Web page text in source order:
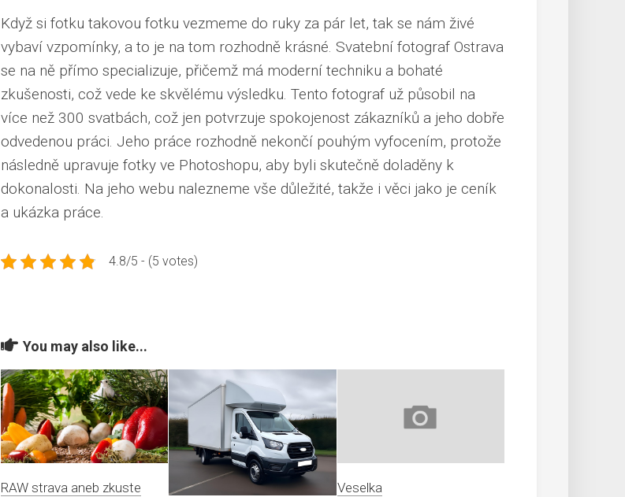
Když si fotku takovou fotku vezmeme do ruky za pár let, tak se nám živé
vybaví vzpomínky, a to je na tom rozhodně krásné. Svatební fotograf Ostrava
se na ně přímo specializuje, přičemž má moderní techniku a bohaté
zkušenosti, což vede ke skvělému výsledku. Tento fotograf už působil na
více než 300 svatbách, což jen potvrzuje spokojenost zákazníků a jeho dobře
odvedenou práci. Jeho práce rozhodně nekončí pouhým vyfocením, protože
následně upravuje fotky ve Photoshopu, aby byli skutečně doladěny k
dokonalosti. Na jeho webu nalezneme vše důležité, takže i věci jako je ceník
a ukázka práce.
4.8/5 - (5 votes)
You may also like...
RAW strava aneb zkuste
Veselka